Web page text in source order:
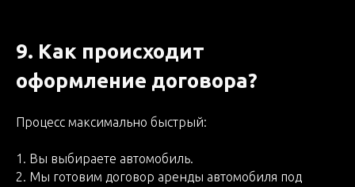
9. Как происходит
оформление договора?
Процесс максимально быстрый:
1. Вы выбираете автомобиль.
2. Мы готовим договор аренды автомобиля под